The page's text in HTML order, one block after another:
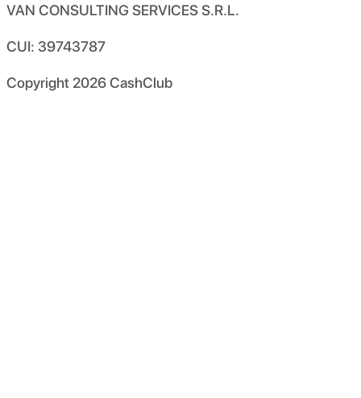
VAN CONSULTING SERVICES S.R.L.
CUI: 39743787
Copyright 2026CashClub